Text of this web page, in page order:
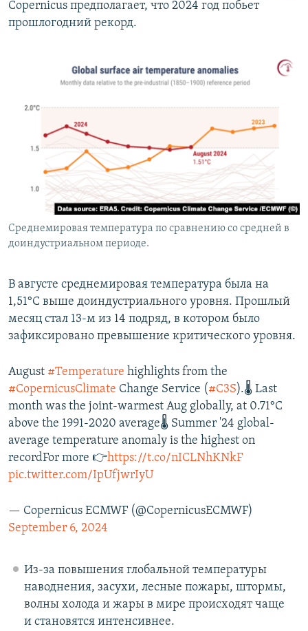
Copernicus предполагает, что 2024 год побьет
прошлогодний рекорд.
Среднемировая температура по сравнению со средней в
доиндустриальном периоде.
В августе среднемировая температура была на
1,51°C выше доиндустриального уровня. Прошлый
месяц стал 13-м из 14 подряд, в котором было
зафиксировано превышение критического уровня.
August #Temperature highlights from the
#CopernicusClimate Change Service (#C3S).🌡 Last
month was the joint-warmest Aug globally, at 0.71°C
above the 1991-2020 average🌡 Summer '24 global-
average temperature anomaly is the highest on
recordFor more 👉https://t.co/nICLNhKNkF
pic.twitter.com/IpUfjwrIyU
— Copernicus ECMWF (@CopernicusECMWF)
September 6, 2024
Из-за повышения глобальной температуры
наводнения, засухи, лесные пожары, штормы,
волны холода и жары в мире происходят чаще
и становятся интенсивнее.